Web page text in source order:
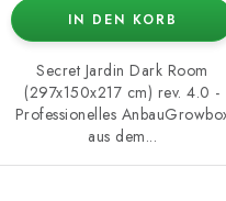
IN DEN KORB
Secret Jardin Dark Room
(297x150x217 cm) rev. 4.0 -
Professionelles
aus dem...